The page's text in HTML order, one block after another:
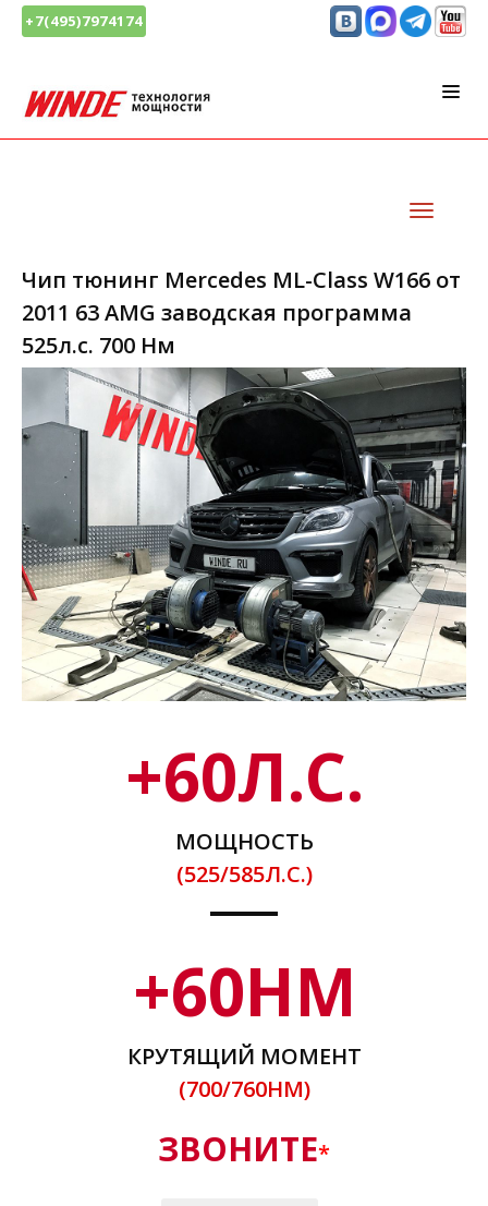
+7(495)7974174
Чип тюнинг Mercedes ML-Class W166 от
2011 63 AMG заводская программа
525л.с. 700 Нм
+60Л.С.
МОЩНОСТЬ
(525/585Л.С.)
+60НМ
КРУТЯЩИЙ МОМЕНТ
(700/760НМ)
ЗВОНИТЕ*